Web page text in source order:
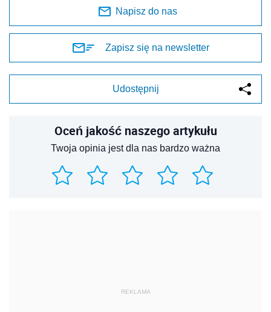
Napisz do nas
Zapisz się na newsletter
Udostępnij
Oceń jakość naszego artykułu
Twoja opinia jest dla nas bardzo ważna
REKLAMA